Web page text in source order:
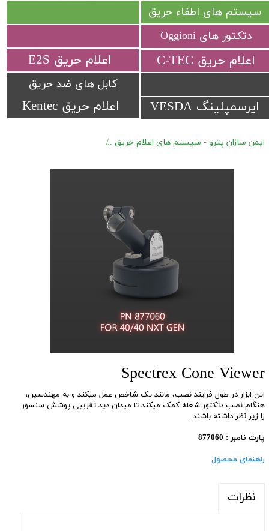
اعلام حریق Kentec
​اعلام حریق C-TEC​​​​​​​ ​اعلام حریق E2S
ایرسمپلینگ VESDA
سیستم های اطفاء حریق
کابل های ضد حریق
دتکتور های Oggioni
ایمن سازان پترو - سیستم های اعلام حریق
Spectrex Cone Viewer
این ابزار در طول فرایند نصب، مانند یک شاخص عمل میکند و به مهندسین،
هنگام نصب دتکتور شعله کمک میکند تا میدان دید تقریبی پوشش سنسور
را زیر نظر داشته باشند.
پارت نامبر : 877060
راهنمای محصول
نظرات